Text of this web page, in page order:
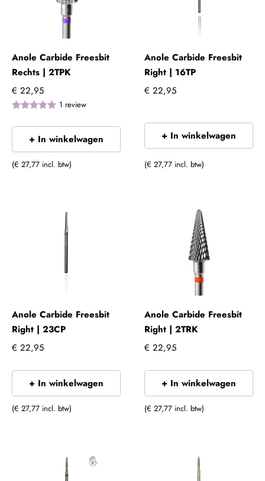
Anole Carbide Freesbit
Rechts | 2TPK
€ 22,95
1 review
+ In winkelwagen
(€ 27,77 incl. btw)
Anole Carbide Freesbit
Right | 16TP
€ 22,95
+ In winkelwagen
(€ 27,77 incl. btw)
Anole Carbide Freesbit
Right | 23CP
€ 22,95
+ In winkelwagen
(€ 27,77 incl. btw)
Anole Carbide Freesbit
Right | 2TRK
€ 22,95
+ In winkelwagen
(€ 27,77 incl. btw)